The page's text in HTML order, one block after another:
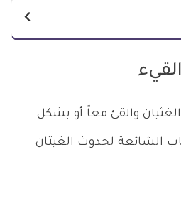
والقئ معاً أو بشكل
الشائعة لحدوث الغيثان